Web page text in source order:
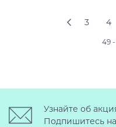
3 4
49
Узнайте об
Подпишитесь